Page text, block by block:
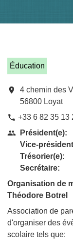
Éducation
location_on
4 chemin des
56800 Loyat
phone +33 6 82 35 13
people
Président(e):
Vice-
Trésorier(e):
Secrétaire:
Organisation de
Théodore Botrel
Association de
d'organiser des
scolaire tels que: